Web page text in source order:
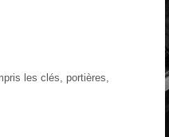
les clés, portières,